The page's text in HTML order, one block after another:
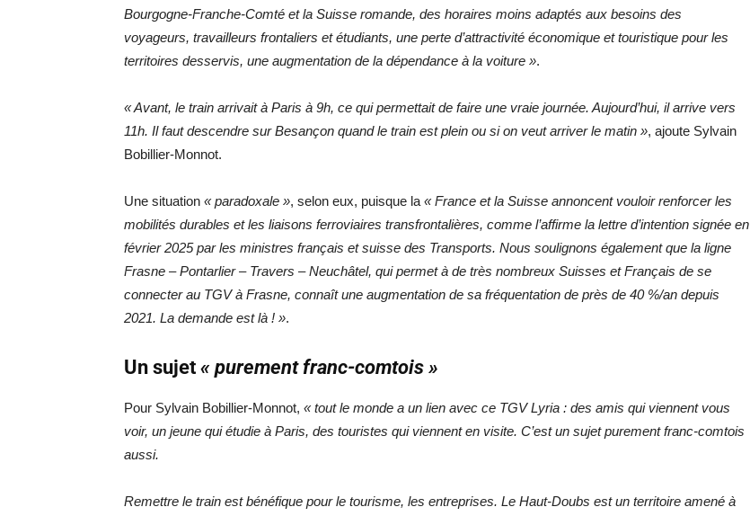
Bourgogne-Franche-Comté et la Suisse romande, des horaires moins adaptés aux besoins des
voyageurs, travailleurs frontaliers et étudiants, une perte d’attractivité économique et touristique pour les
territoires desservis, une augmentation de la dépendance à la voiture ».
« Avant, le train arrivait à Paris à 9h, ce qui permettait de faire une vraie journée. Aujourd’hui, il arrive vers
11h. Il faut descendre sur Besançon quand le train est plein ou si on veut arriver le matin », ajoute Sylvain
Bobillier-Monnot.
Une situation « paradoxale », selon eux, puisque la « France et la Suisse annoncent vouloir renforcer les
mobilités durables et les liaisons ferroviaires transfrontalières, comme l’affirme la lettre d’intention signée en
février 2025 par les ministres français et suisse des Transports. Nous soulignons également que la ligne
Frasne – Pontarlier – Travers – Neuchâtel, qui permet à de très nombreux Suisses et Français de se
connecter au TGV à Frasne, connaît une augmentation de sa fréquentation de près de 40 %/an depuis
2021. La demande est là ! ».
Un sujet « purement franc-comtois »
Pour Sylvain Bobillier-Monnot, « tout le monde a un lien avec ce TGV Lyria : des amis qui viennent vous
voir, un jeune qui étudie à Paris, des touristes qui viennent en visite. C’est un sujet purement franc-comtois
aussi.
Remettre le train est bénéfique pour le tourisme, les entreprises. Le Haut-Doubs est un territoire amené à